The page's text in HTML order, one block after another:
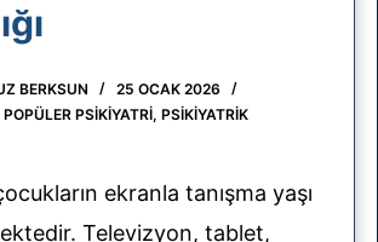
BERKSUN
25 OCAK 2026
POPÜLER PSIKIYATRI, PSIKIYATRIK
ekranla tanışma yaşı
Televizyon, tablet,